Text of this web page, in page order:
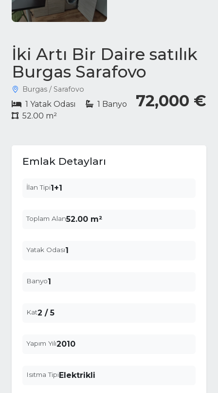
İki Artı Bir Daire satılık
Burgas Sarafovo
72,000 €
Burgas / Sarafovo
1 Yatak Odası
1 Banyo
52.00 m²
Emlak Detayları
İlan Tipi1+1
Toplam Alan52.00 m²
Yatak Odası1
Banyo1
Kat2 / 5
Yapım Yılı2010
Isıtma TipiElektrikli